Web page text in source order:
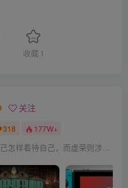
收藏 1
关注
318 177W+
骄傲多半涉及我们自己怎样看待自己，而虚荣则涉及我们想别人怎样看我们